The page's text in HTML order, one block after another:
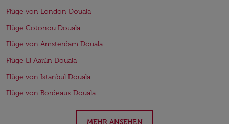
Flüge von London Douala
Flüge Cotonou Douala
Flüge von Amsterdam Douala
Flüge El Aaiún Douala
Flüge von Istanbul Douala
Flüge von Bordeaux Douala
MEHR ANSEHEN